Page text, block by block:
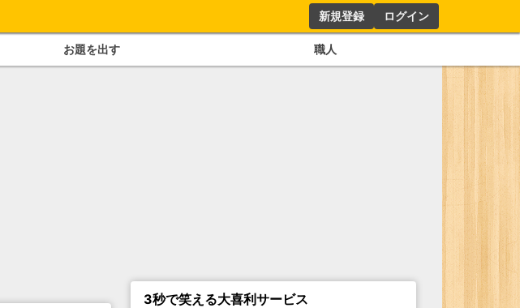
新規登録 ログイン
お題を出す 職人
3秒で笑える大喜利サービス